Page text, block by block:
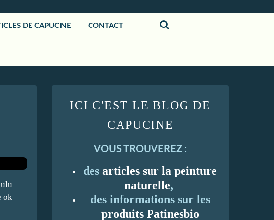
DE CAPUCINE CONTACT
ok
ICI C'EST LE BLOG DE
CAPUCINE
VOUS TROUVEREZ :
des articles sur la peinture
naturelle,
des informations sur les
produits Patinesbio